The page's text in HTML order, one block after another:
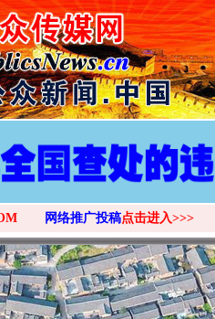
网络推广投稿点击进入>>>